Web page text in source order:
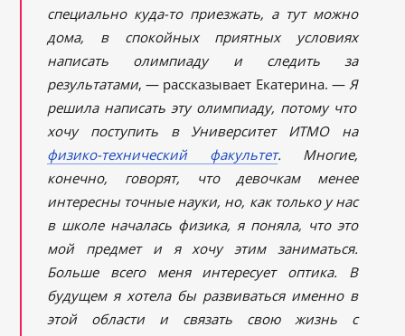
специальнокуда-топриезжать, а тут можно
дома, в спокойных приятных условиях
написать олимпиаду и следить за
результатами, — рассказывает Екатерина. —Я
решила написать эту олимпиаду, потому что
хочу поступить в Университет ИТМО на
физико-технический факультет. Многие,
конечно, говорят, что девочкам менее
интересны точные науки, но, как только у нас
в школе началась физика, я поняла, что это
мой предмет и я хочу этим заниматься.
Больше всего меня интересует оптика. В
будущем я хотела бы развиваться именно в
этой области и связать свою жизнь с